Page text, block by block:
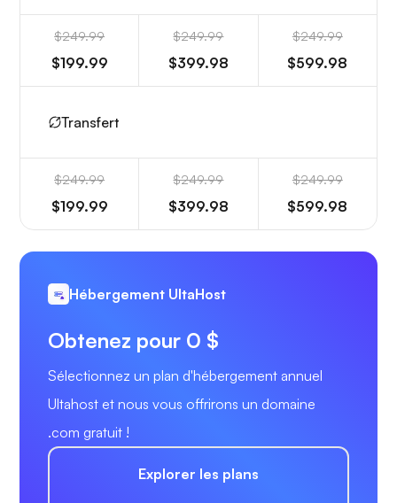
$249.99
$199.99
$249.99
$399.98
$249.99
$599.98
Transfert
$249.99
$199.99
$249.99
$399.98
$249.99
$599.98
Hébergement UltaHost
Obtenez pour 0 $
Sélectionnez un plan d'hébergement annuel
Ultahost et nous vous offrirons un domaine
.com gratuit !
Explorer les plans